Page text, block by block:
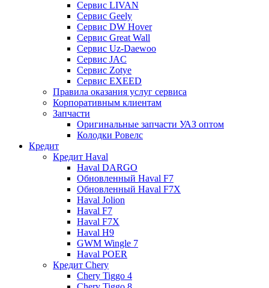
Сервис LIVAN
Сервис Geely
Сервис DW Hover
Сервис Great Wall
Сервис Uz-Daewoo
Сервис JAC
Сервис Zotye
Сервис EXEED
Правила оказания услуг сервиса
Корпоративным клиентам
Запчасти
Оригинальные запчасти УАЗ оптом
Колодки Ровелс
Кредит
Кредит Haval
Haval DARGO
Обновленный Haval F7
Обновленный Haval F7X
Haval Jolion
Haval F7
Haval F7X
Haval H9
GWM Wingle 7
Haval POER
Кредит Chery
Chery Tiggo 4